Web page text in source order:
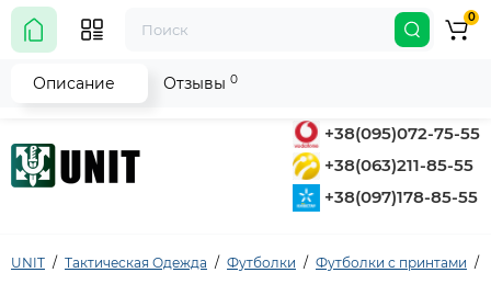
+38(095)072-75-55
+38(063)211-85-55
+38(097)178-85-55
0
UNIT Тактическая Одежда Футболки Футболки с принтами
Описание Отзывы 0